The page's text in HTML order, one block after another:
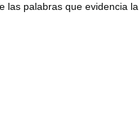
las palabras que evidencia la